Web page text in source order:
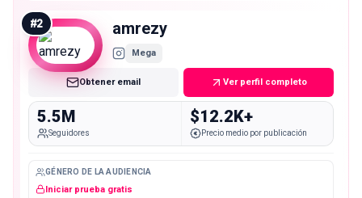
#2 amrezy
Mega
Obtener email Ver perfil completo
5.5M
Seguidores
$12.2K+
Precio medio por publicación
GÉNERO DE LA AUDIENCIA
Iniciar prueba gratis